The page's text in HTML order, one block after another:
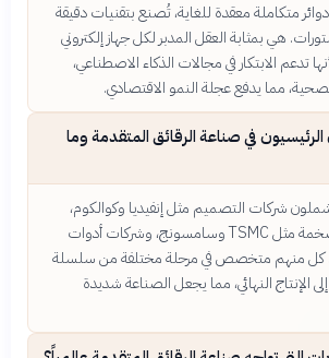
متكاملة معقدة للغاية، تُصنع بتقنيات دقيقة
هي بمثابة العقل المدبر لكل جهاز إلكتروني
تدعم الابتكار في مجالات الذكاء الاصطناعي،
مما يدفع عجلة النمو الاقتصادي.
في صناعة الرقائق المتقدمة وما
شركات التصميم مثل إنفيديا وكوالكوم،
وشركات التصنيع الضخمة مثل TSMC وسامسونج، وشركات أدوات
التصنيع مثل ASML. كل منهم متخصص في مرحلة مختلفة من سلسلة
الإنتاج النهائي، مما يجعل الصناعة شديدة